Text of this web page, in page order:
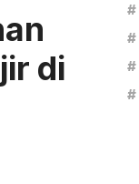
di
#
#
#
#